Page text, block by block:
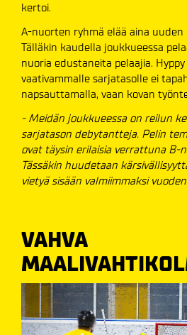
kertoi.
A-nuorten ryhmä elää aina uuden
Tälläkin kaudella joukkueessa
nuoria edustaneita pelaajia.
vaativammalle sarjatasolle ei
napsauttamalla, vaan kovan
- Meidän joukkueessa on reilun
sarjatason debytantteja. Pelin
ovat täysin erilaisia verrattuna B-
Tässäkin huudetaan
vietyä sisään valmiimmaksi
VAHVA